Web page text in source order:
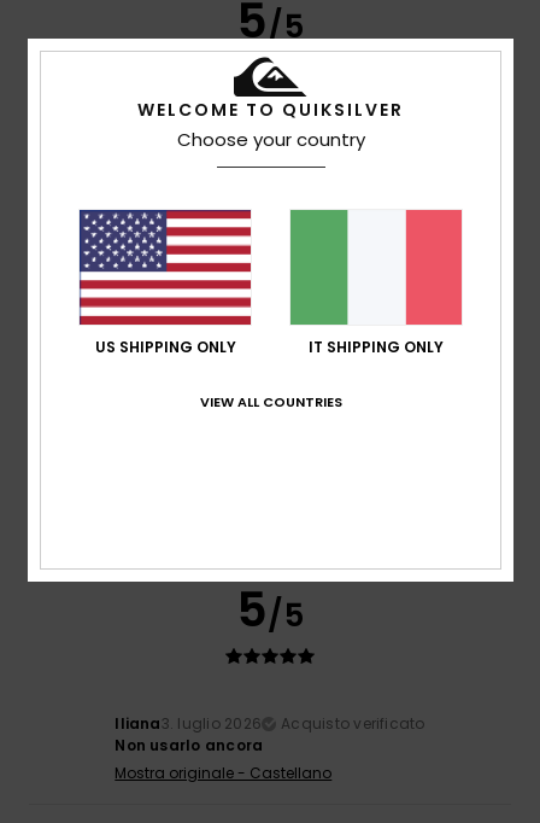
5/5
13. luglio 2026
Una maglietta fresca, perfetta per l'estate
Comfort: 5/5 Rapporto qualità-prezzo Materiale
Colore: 5/5
Consiglio questo prodotto
4 /5
5/5
Iliana3. luglio 2026
Acquisto verificato
Non usarlo ancora
Mostra originale - Castellano
WELCOME TO QUIKSILVER
Choose your country
US SHIPPING ONLY IT SHIPPING ONLY
VIEW ALL COUNTRIES